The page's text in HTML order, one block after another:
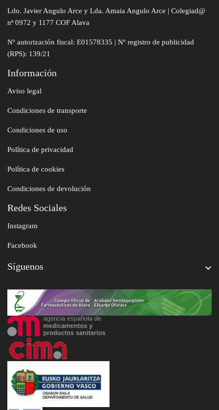
Ldo. Javier Angulo Arce y Lda. Amaia Angulo Arce | Colegiad@
nª 0972 y 1177 COF Alava
Nº autorización fiscal: E01578335 | Nº registro de publicidad
(RPS): 139/21
Información
Aviso legal
Condiciones de transporte
Condiciones de uso
Política de privacidad
Política de cookies
Condiciones de devolución
Redes Sociales
Instagram
Facebook
Síguenos 